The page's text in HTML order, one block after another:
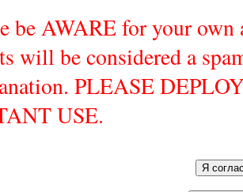
be AWARE for your
will be considered a
PLEASE
USE.